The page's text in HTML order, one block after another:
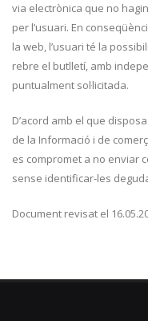
via electrònica que no
per l’usuari. En
la web, l’usuari té la
rebre el butlletí, amb
puntualment sol·licitada.
D’acord amb el que
de la Informació i de
es compromet a no enviar
sense identificar-les
Document revisat el